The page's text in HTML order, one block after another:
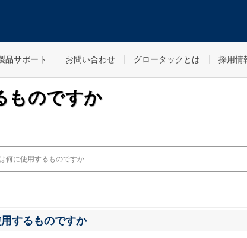
品サポート お問い合わせ グロータックとは 採用情
ものですか
何に使用するものですか
するものですか